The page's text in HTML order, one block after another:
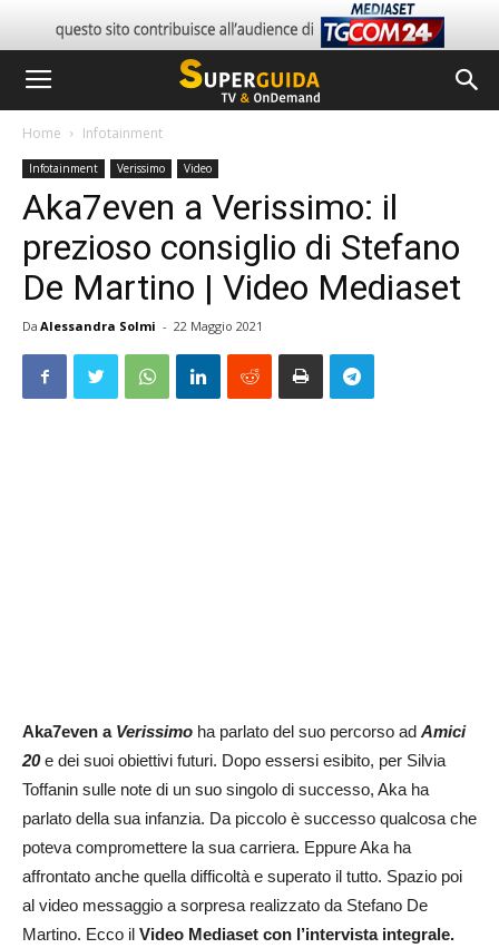
Home Infotainment
Infotainment Verissimo Video
Aka7even a Verissimo: il
prezioso consiglio di Stefano
De Martino | Video Mediaset
Da Alessandra Solmi - 22 Maggio 2021
Aka7even a Verissimo ha parlato del suo percorso ad Amici
20e dei suoi obiettivi futuri. Dopo essersi esibito, per Silvia
Toffanin sulle note di un suo singolo di successo, Aka ha
parlato della sua infanzia. Da piccolo è successo qualcosa che
poteva compromettere la sua carriera. Eppure Aka ha
affrontato anche quella difficoltà e superato il tutto. Spazio poi
al video messaggio a sorpresa realizzato da Stefano De
Martino. Ecco il Video Mediaset con l’intervista integrale.